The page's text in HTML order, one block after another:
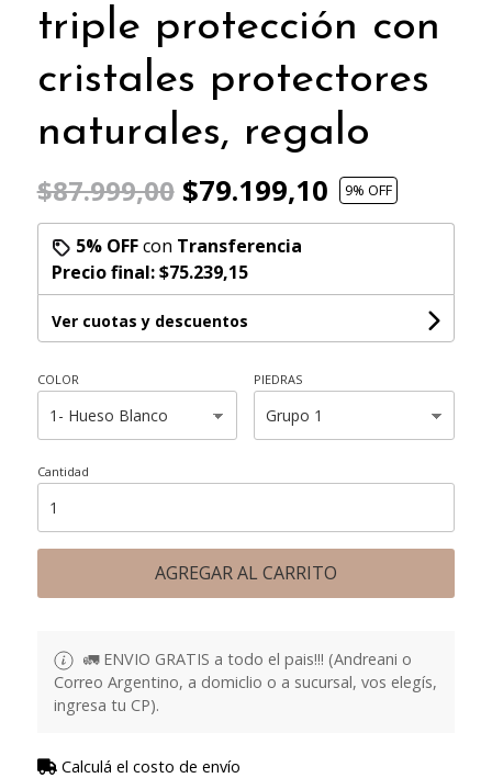
triple protección con
cristales protectores
naturales, regalo
$87.999,00$79.199,10 9% OFF
5% OFFcon Transferencia
Precio final:$75.239,15
Ver cuotas y descuentos
COLOR PIEDRAS
Cantidad
AGREGAR AL CARRITO
🚛 ENVIO GRATIS a todo el pais!!! (Andreani o
Correo Argentino, a domiclio o a sucursal, vos elegís,
ingresa tu CP).
Calculá el costo de envío